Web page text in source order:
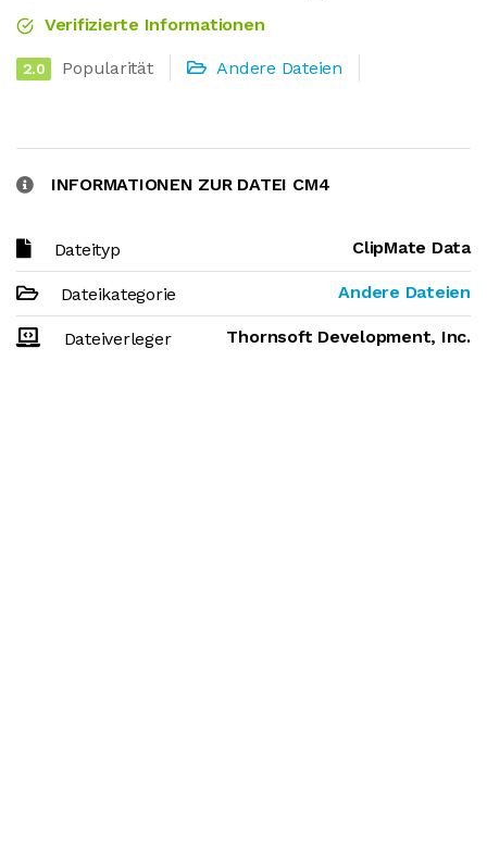
Verifizierte Informationen
2.0 Popularität Andere Dateien
INFORMATIONEN ZUR DATEI CM4
Dateityp ClipMate Data
Dateikategorie Andere Dateien
Dateiverleger Thornsoft Development, Inc.